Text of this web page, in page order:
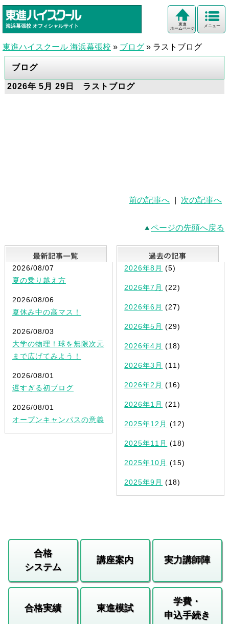
海浜幕張校 オフィシャルサイト メニュー
東進
ホームページ
東進ハイスクール 海浜幕張校 » ブログ » ラストブログ
ブログ
2026年 5月 29日 ラストブログ
前の記事へ 次の記事へ
ページの先頭へ戻る
最新記事一覧
2026/08/07
夏の乗り越え方
2026/08/06
夏休み中の高マス！
2026/08/03
大学の物理！球を無限次元
まで広げてみよう！
2026/08/01
遅すぎる初ブログ
2026/08/01
オープンキャンパスの意義
2026年8月 (5)
2026年7月 (22)
2026年6月 (27)
2026年5月 (29)
2026年4月 (18)
2026年3月 (11)
2026年2月 (16)
2026年1月 (21)
2025年12月 (12)
2025年11月 (18)
2025年10月 (15)
2025年9月 (18)
合格
システム
講座案内 実力講師陣
合格実績 東進模試
学費・
申込手続き